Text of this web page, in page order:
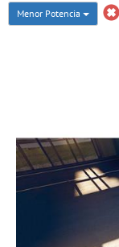
Menor Potencia